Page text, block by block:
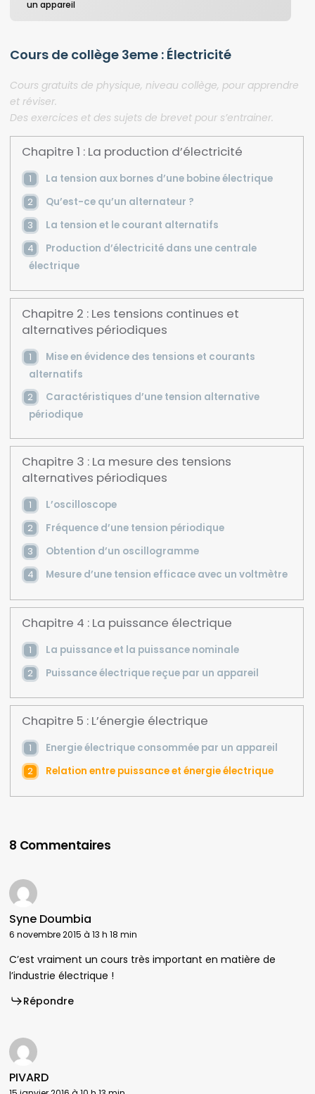
un appareil
Cours de collège 3eme : Électricité
Cours gratuits de physique, niveau collège, pour apprendre
et réviser.
Des exercices et des sujets de brevet pour s’entrainer.
Chapitre 1 : La production d’électricité
La tension aux bornes d’une bobine électrique
Qu’est-ce qu’un alternateur ?
La tension et le courant alternatifs
Production d’électricité dans une centrale
électrique
Chapitre 2 : Les tensions continues et
alternatives périodiques
Mise en évidence des tensions et courants
alternatifs
Caractéristiques d’une tension alternative
périodique
Chapitre 3 : La mesure des tensions
alternatives périodiques
L’oscilloscope
Fréquence d’une tension périodique
Obtention d’un oscillogramme
Mesure d’une tension efficace avec un voltmètre
Chapitre 4 : La puissance électrique
La puissance et la puissance nominale
Puissance électrique reçue par un appareil
Chapitre 5 : L’énergie électrique
Energie électrique consommée par un appareil
Relation entre puissance et énergie électrique
8 Commentaires
Syne Doumbia
6 novembre 2015 à 13 h 18 min
C’est vraiment un cours très important en matière de
l’industrie électrique !
Répondre
PIVARD